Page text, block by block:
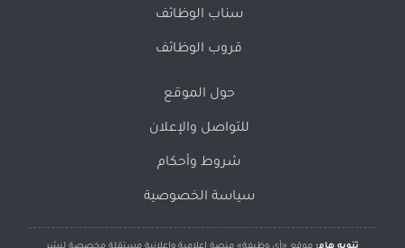
سناب الوظائف
قروب الوظائف
حول الموقع
للتواصل والإعلان
شروط وأحكام
سياسة الخصوصية